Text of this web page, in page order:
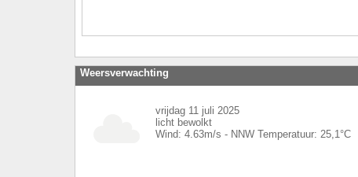
Weersverwachting
vrijdag 11 juli 2025
licht bewolkt
Wind: 4.63m/s - NNW Temperatuur: 25,1 °C